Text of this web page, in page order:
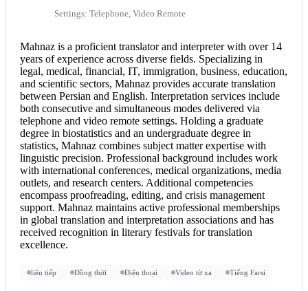
Settings: Telephone, Video Remote
Mahnaz is a proficient translator and interpreter with over 14
years of experience across diverse fields. Specializing in
legal, medical, financial, IT, immigration, business, education,
and scientific sectors, Mahnaz provides accurate translation
between Persian and English. Interpretation services include
both consecutive and simultaneous modes delivered via
telephone and video remote settings. Holding a graduate
degree in biostatistics and an undergraduate degree in
statistics, Mahnaz combines subject matter expertise with
linguistic precision. Professional background includes work
with international conferences, medical organizations, media
outlets, and research centers. Additional competencies
encompass proofreading, editing, and crisis management
support. Mahnaz maintains active professional memberships
in global translation and interpretation associations and has
received recognition in literary festivals for translation
excellence.
liên tiếp Đồng thời Điện thoại Video từ xa Tiếng Farsi